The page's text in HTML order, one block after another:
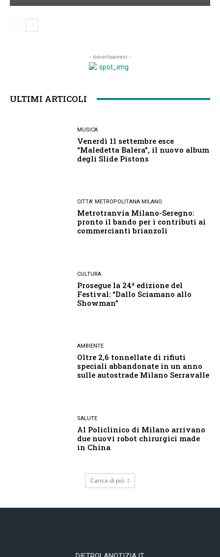
- Advertisement -
ULTIMI ARTICOLI
MUSICA
Venerdì 11 settembre esce
“Maledetta Balera”, il nuovo album
degli Slide Pistons
CITTA' METROPOLITANA MILANO
Metrotranvia Milano-Seregno:
pronto il bando per i contributi ai
commercianti brianzoli
CULTURA
Prosegue la 24ª edizione del
Festival: “Dallo Sciamano allo
Showman”
AMBIENTE
Oltre 2,6 tonnellate di rifiuti
speciali abbandonate in un anno
sulle autostrade Milano Serravalle
SALUTE
Al Policlinico di Milano arrivano
due nuovi robot chirurgici made
in China
Carica di più